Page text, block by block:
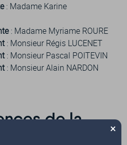
: Madame Karine
: Madame Myriame ROURE
: Monsieur Régis LUCENET
: Monsieur Pascal POITEVIN
: Monsieur Alain NARDON
de la
×